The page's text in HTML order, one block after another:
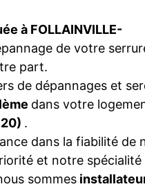
à FOLLAINVILLE-
de votre
part.
de dépannages et
dans votre
.
dans la fiabilité de
et notre spécialité
sommes